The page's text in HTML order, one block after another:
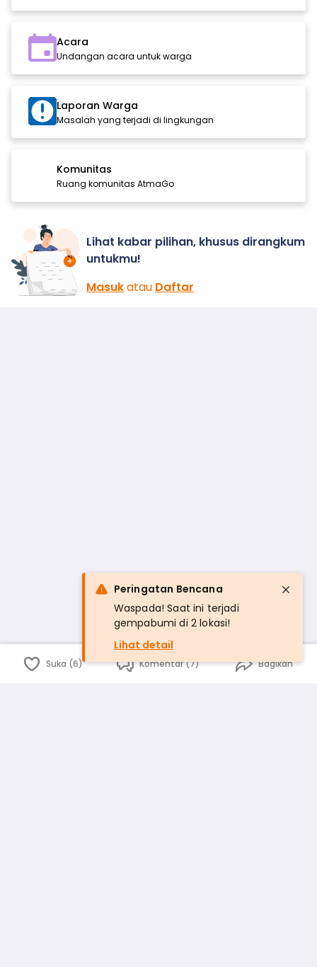
Acara
Undangan acara untuk warga
Laporan Warga
Masalah yang terjadi di lingkungan
Komunitas
Ruang komunitas AtmaGo
Lihat kabar pilihan, khusus dirangkum
untukmu!
Masukatau Daftar
Suka (6) Komentar (7) Bagikan
Peringatan Bencana
Waspada! Saat ini terjadi
gempabumi di 2 lokasi!
Lihat detail